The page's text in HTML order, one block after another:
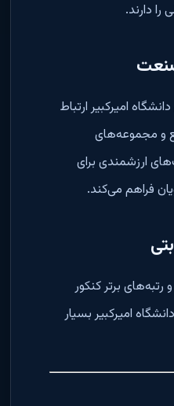
دارند.
امیرکبیر ارتباط
و مجموعه‌های
ارزشمندی برای
فراهم می‌کند.
برتر کنکور
امیرکبیر بسیار